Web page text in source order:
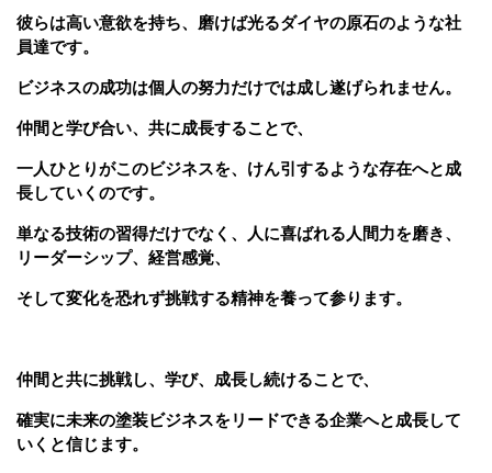
彼らは高い意欲を持ち、磨けば光るダイヤの原石のような社
員達です。
ビジネスの成功は個人の努力だけでは成し遂げられません。
仲間と学び合い、共に成長することで、
一人ひとりがこのビジネスを、けん引するような存在へと成
長していくのです。
単なる技術の習得だけでなく、人に喜ばれる人間力を磨き、
リーダーシップ、経営感覚、
そして変化を恐れず挑戦する精神を養って参ります。
仲間と共に挑戦し、学び、成長し続けることで、
確実に未来の塗装ビジネスをリードできる企業へと成長して
いくと信じます。